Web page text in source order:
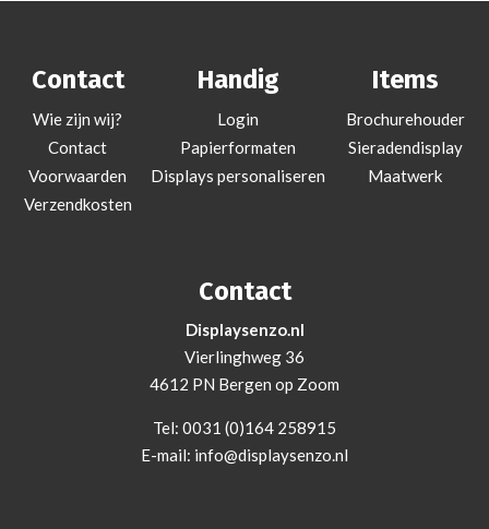
Contact
Wie zijn wij?
Contact
Voorwaarden
Verzendkosten
Handig
Login
Papierformaten
Displays personaliseren
Items
Brochurehouder
Sieradendisplay
Maatwerk
Contact
Displaysenzo.nl
Vierlinghweg 36
4612 PN Bergen op Zoom
Tel: 0031 (0)164 258915
E-mail: info@displaysenzo.nl